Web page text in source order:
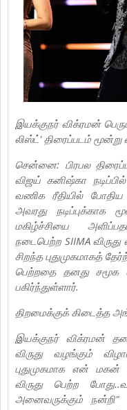
இயக்குநர் விக்ரமன்
லிஸ்ட்' திரைப்படம்
சென்னை: பிரபல
விஜய் கனிஷ்கா
வணிக ரீதியில்
அவரது நடிப்புக்காக
மகிழ்ச்சியை
நடைபெற்ற SIIMA
சிறந்த புதுமுகமாகத்
பெற்றதை தனது சமூக
பகிர்ந்துள்ளார்.
திறமைக்குக் கிடைத்த
இயக்குநர் விக்ரமன்
விருது வழங்கும்
புதுமுகமாக என் மகன்
விருது பெற்ற
அனைவருக்கும் நன்றி"